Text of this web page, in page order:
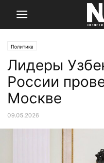
Политика
Лидеры
России
Москве
09.05.2026